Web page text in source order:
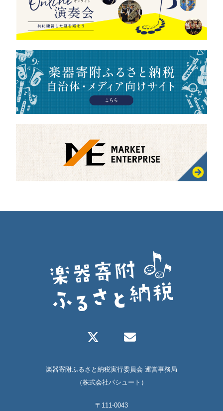
楽器寄附ふるさと納税実行委員会 運営事務局
（株式会社パシュート）
〒111-0043